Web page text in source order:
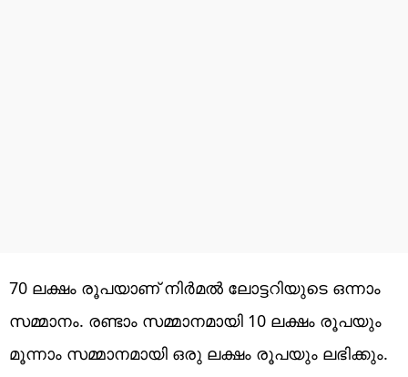
70 ലക്ഷം രൂപയാണ് നിർമൽ ലോട്ടറിയുടെ ഒന്നാം
സമ്മാനം. രണ്ടാം സമ്മാനമായി 10 ലക്ഷം രൂപയും
മൂന്നാം സമ്മാനമായി ഒരു ലക്ഷം രൂപയും ലഭിക്കും.